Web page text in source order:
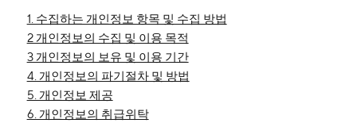
1. 수집하는 개인정보 항목 및 수집 방법
2 개인정보의 수집 및 이용 목적
3 개인정보의 보유 및 이용 기간
4. 개인정보의 파기절차 및 방법
5. 개인정보 제공
6. 개인정보의 취급위탁